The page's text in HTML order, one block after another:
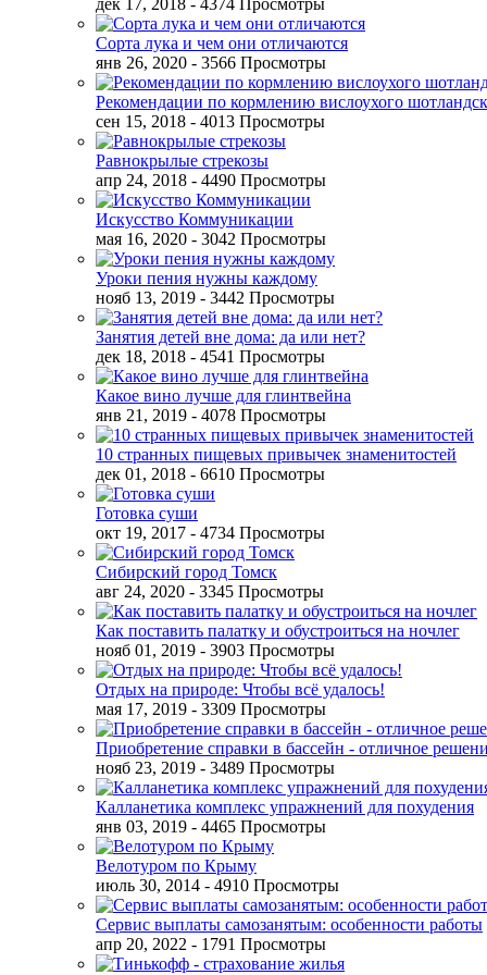
дек 17, 2018 - 4374 Просмотры
Сорта лука и чем они отличаются
янв 26, 2020 - 3566 Просмотры
Рекомендации по кормлению вислоухого
сен 15, 2018 - 4013 Просмотры
Равнокрылые стрекозы
апр 24, 2018 - 4490 Просмотры
Искусство Коммуникации
мая 16, 2020 - 3042 Просмотры
Уроки пения нужны каждому
нояб 13, 2019 - 3442 Просмотры
Занятия детей вне дома: да или нет?
дек 18, 2018 - 4541 Просмотры
Какое вино лучше для глинтвейна
янв 21, 2019 - 4078 Просмотры
10 странных пищевых привычек знаменитостей
дек 01, 2018 - 6610 Просмотры
Готовка суши
окт 19, 2017 - 4734 Просмотры
Сибирский город Томск
авг 24, 2020 - 3345 Просмотры
Как поставить палатку и обустроиться на ночлег
нояб 01, 2019 - 3903 Просмотры
Отдых на природе: Чтобы всё удалось!
мая 17, 2019 - 3309 Просмотры
Приобретение справки в бассейн - отличное
нояб 23, 2019 - 3489 Просмотры
Калланетика комплекс упражнений для похудения
янв 03, 2019 - 4465 Просмотры
Велотуром по Крыму
июль 30, 2014 - 4910 Просмотры
Сервис выплаты самозанятым: особенности работы
апр 20, 2022 - 1791 Просмотры